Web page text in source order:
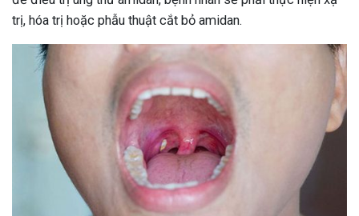
trị, hóa trị hoặc phẫu thuật cắt bỏ amidan.